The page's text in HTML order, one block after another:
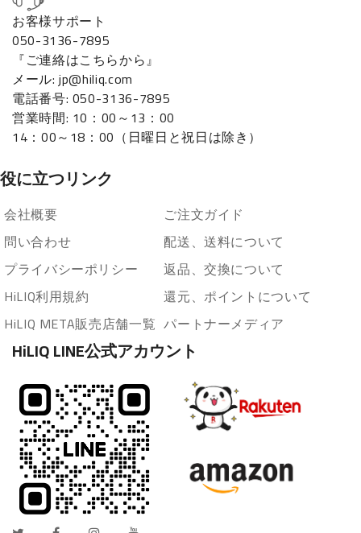
お客様サポート
050-3136-7895
『ご連絡はこちらから』
メール: jp@hiliq.com
電話番号: 050-3136-7895
営業時間: 10：00～13：00
14：00～18：00（日曜日と祝日は除き）
役に立つリンク
会社概要
問い合わせ
プライバシーポリシー
HiLIQ利用規約
HiLIQ META販売店舗一覧
ご注文ガイド
配送、送料について
返品、交換について
還元、ポイントについて
パートナーメディア
HiLIQ LINE公式アカウント